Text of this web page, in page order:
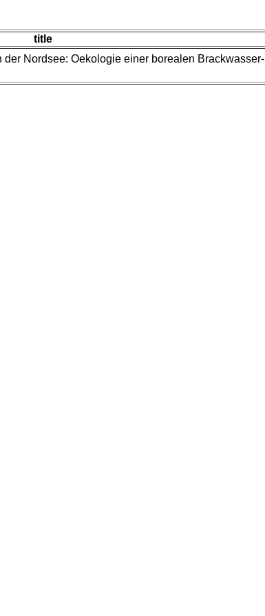
title
Nordsee: Oekologie einer borealen Brackwasser-